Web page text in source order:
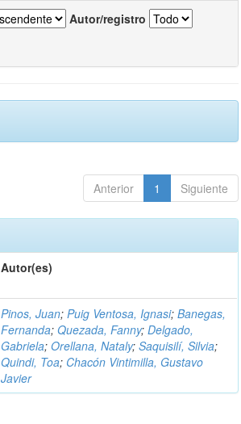
Autor/registro
Anterior 1 Siguiente
Autor(es)
Pinos, Juan;Puig Ventosa, Ignasi;Banegas,
Fernanda;Quezada, Fanny;Delgado,
Gabriela;Orellana, Nataly;Saquisilí, Silvia;
Quindi, Toa; Chacón Vintimilla, Gustavo
Javier